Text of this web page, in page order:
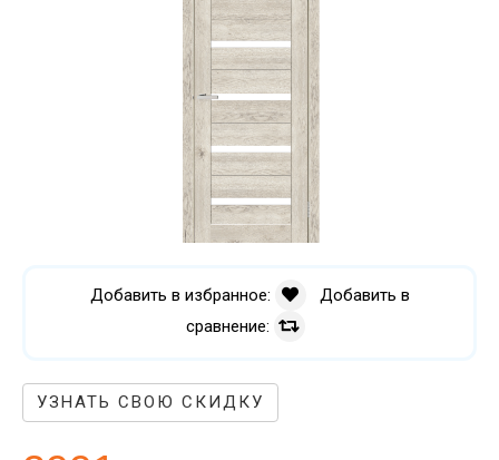
Добавить в избранное:
Добавить в
сравнение:
УЗНАТЬ СВОЮ СКИДКУ